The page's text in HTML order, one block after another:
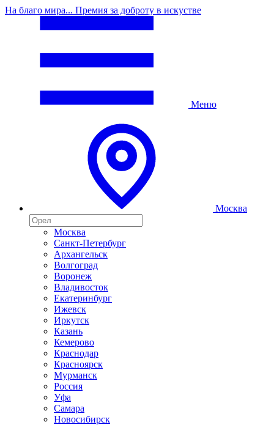
На благо мира... Премия за доброту в искустве
Меню
Москва
Москва
Санкт-Петербург
Архангельск
Волгоград
Воронеж
Владивосток
Екатеринбург
Ижевск
Иркутск
Казань
Кемерово
Краснодар
Красноярск
Мурманск
Россия
Уфа
Самара
Новосибирск